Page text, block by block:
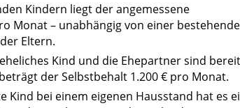
Kindern liegt der angemessene
Monat – unabhängig von einer
Eltern.
Kind und die Ehepartner sind
der Selbstbehalt 1.200 € pro Monat.
Kind bei einem eigenen Hausstand hat es
Produkttester werden und Geld